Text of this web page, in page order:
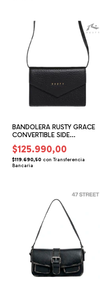
BANDOLERA RUSTY GRACE
CONVERTIBLE SIDE
(RG020909)
$125.990,00
$119.690,50 con Transferencia
Bancaria